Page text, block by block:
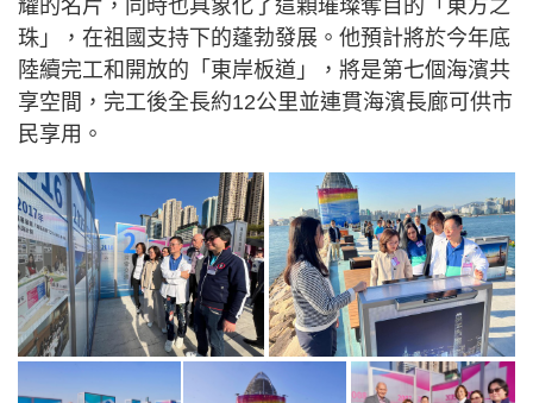
耀的名片，同時也具象化了這顆璀璨奪目的「東方之
珠」，在祖國支持下的蓬勃發展。他預計將於今年底
陸續完工和開放的「東岸板道」，將是第七個海濱共
享空間，完工後全長約12公里並連貫海濱長廊可供市
民享用。